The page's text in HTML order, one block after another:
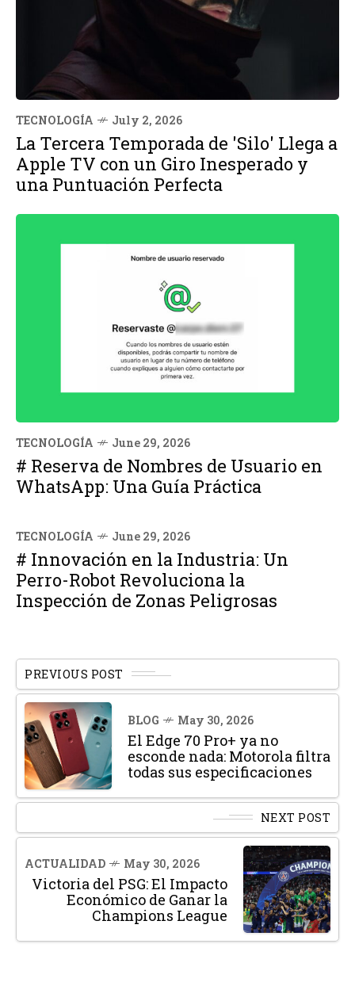
TECNOLOGÍA July 2, 2026
La Tercera Temporada de 'Silo' Llega a
Apple TV con un Giro Inesperado y
una Puntuación Perfecta
TECNOLOGÍA June 29, 2026
# Reserva de Nombres de Usuario en
WhatsApp: Una Guía Práctica
TECNOLOGÍA June 29, 2026
# Innovación en la Industria: Un
Perro-Robot Revoluciona la
Inspección de Zonas Peligrosas
PREVIOUS POST
BLOG May 30, 2026
El Edge 70 Pro+ ya no
esconde nada: Motorola filtra
todas sus especificaciones
NEXT POST
ACTUALIDAD May 30, 2026
Victoria del PSG: El Impacto
Económico de Ganar la
Champions League